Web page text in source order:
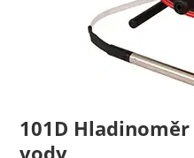
101D